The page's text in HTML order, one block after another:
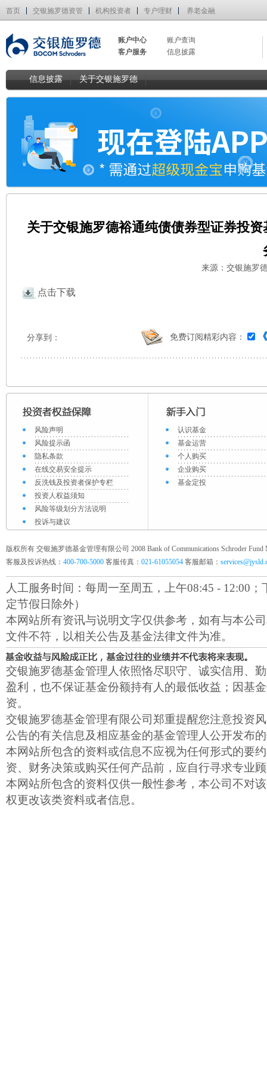
首页 交银施罗德资管 机构投资者 专户理财 养老金融
账户中心
账户查询
客户服务
信息披露
信息披露 关于交银施罗德
关于交银施罗德裕通纯债债券型证券投
来源：交银施罗
点击下载
分享到： 免费订阅精彩内容：
风险声明
风险提示函
隐私条款
在线交易安全提示
反洗钱及投资者保护专栏
投资人权益须知
风险等级划分方法说明
投诉与建议
认识基金
基金运营
个人购买
企业购买
基金定投
版权所有 交银施罗德基金管理有限公司 2008 Bank of Communications Schroder Fund
客服及投诉热线： 400-700-5000 客服传真： 021-61055054 客服邮箱：
人工服务时间：每周一至周五，上午08:45 - 12:00；
定节假日除外）
本网站所有资讯与说明文字仅供参考，如有与本公
文件不符，以相关公告及基金法律文件为准。
交银施罗德基金管理人依照恪尽职守、诚实信用、
盈利，也不保证基金份额持有人的最低收益；因基
资。
交银施罗德基金管理有限公司郑重提醒您注意投资
公告的有关信息及相应基金的基金管理人公开发布
本网站所包含的资料或信息不应视为任何形式的要
资、财务决策或购买任何产品前，应自行寻求专业
本网站所包含的资料仅供一般性参考，本公司不对
权更改该类资料或者信息。